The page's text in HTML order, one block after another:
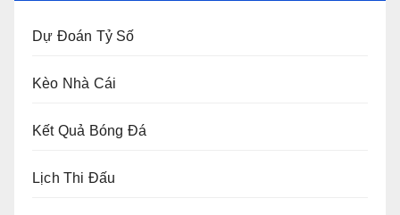
Dự Đoán Tỷ Số
Kèo Nhà Cái
Kết Quả Bóng Đá
Lịch Thi Đấu